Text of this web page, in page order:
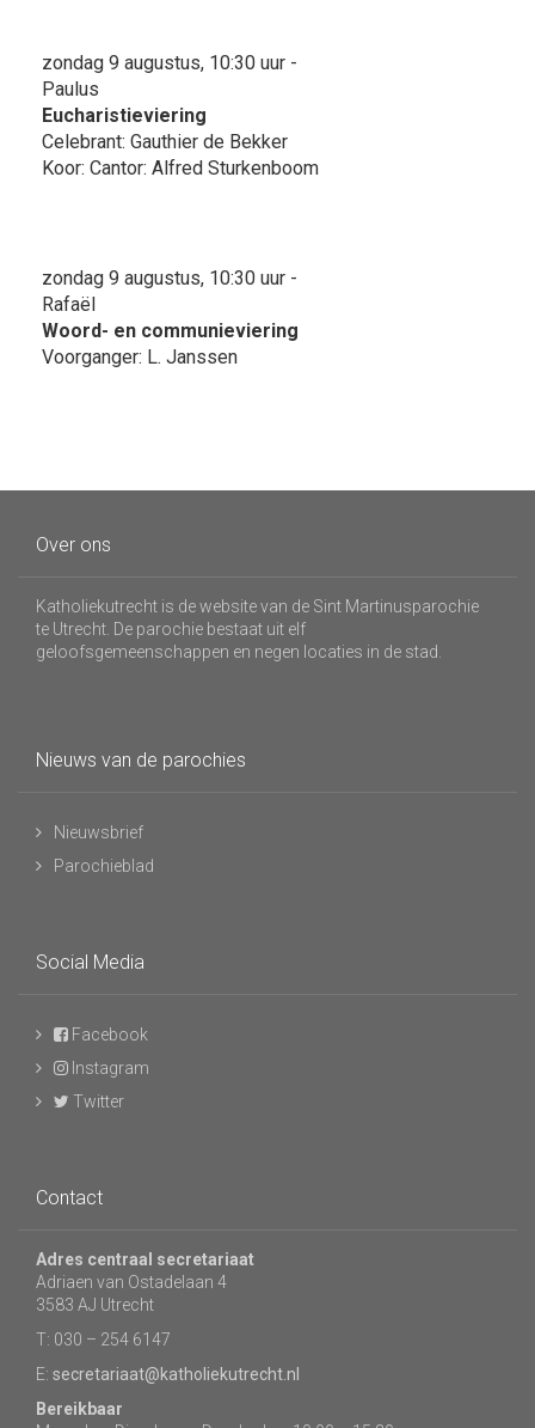
zondag 9 augustus, 10:30 uur -
Paulus
Eucharistieviering
Celebrant: Gauthier de Bekker
Koor: Cantor: Alfred Sturkenboom
zondag 9 augustus, 10:30 uur -
Rafaël
Woord- en communieviering
Voorganger: L. Janssen
Over ons
Katholiekutrecht is de website van de Sint Martinusparochie
te Utrecht. De parochie bestaat uit elf
geloofsgemeenschappen en negen locaties in de stad.
Nieuws van de parochies
Nieuwsbrief
Parochieblad
Social Media
Facebook
Instagram
Twitter
Contact
Adres centraal secretariaat
Adriaen van Ostadelaan 4
3583 AJ Utrecht
T: 030 – 254 6147
E: secretariaat@katholiekutrecht.nl
Bereikbaar